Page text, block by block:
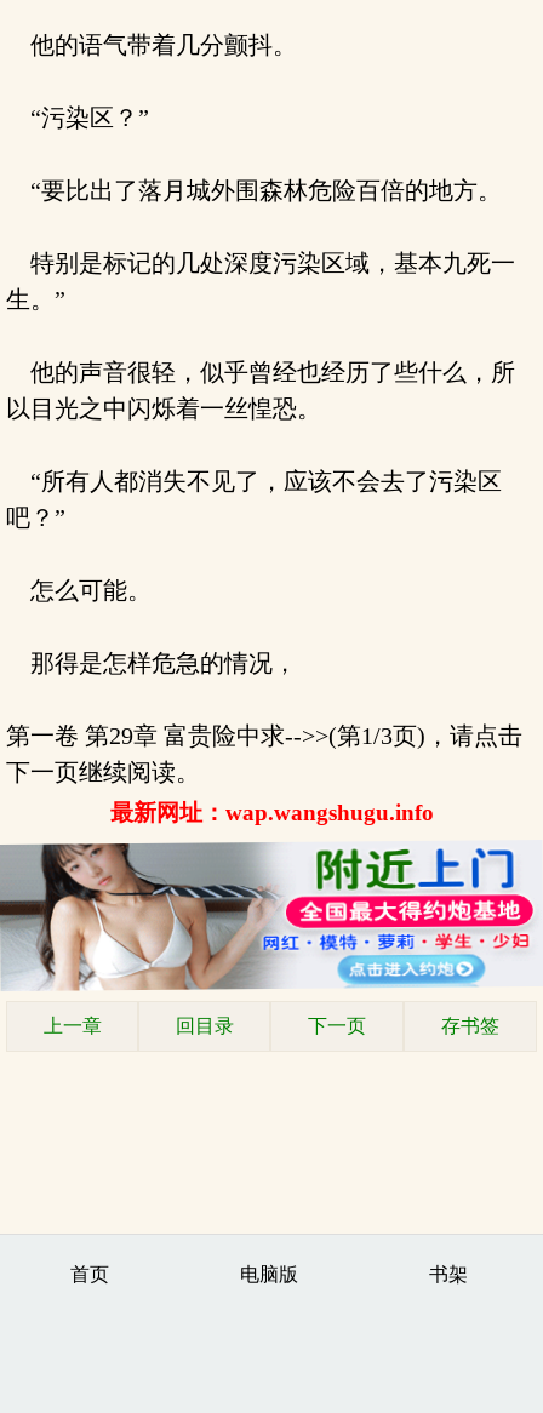
他的语气带着几分颤抖。
“污染区？”
“要比出了落月城外围森林危险百倍的地方。
特别是标记的几处深度污染区域，基本九死一
生。”
他的声音很轻，似乎曾经也经历了些什么，所
以目光之中闪烁着一丝惶恐。
“所有人都消失不见了，应该不会去了污染区
吧？”
怎么可能。
那得是怎样危急的情况，
第一卷 第29章 富贵险中求-->>(第1/3页)，请点击
下一页继续阅读。
最新网址：wap.wangshugu.info
上一章 回目录 下一页 存书签
首页 电脑版 书架